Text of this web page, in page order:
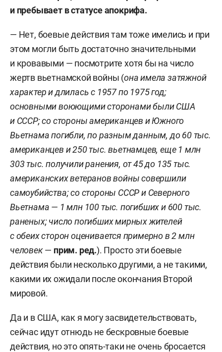
и пребывает в статусе апокрифа.
— Нет, боевые действия там тоже имелись и при
этом могли быть достаточно значительными
и кровавыми — посмотрите хотя бы на число
жертв вьетнамской войны (она имела затяжной
характер и длилась с 1957 по 1975 год;
основными воюющими сторонами были США
и СССР; со стороны американцев и Южного
Вьетнама погибли, по разным данным, до 60 тыс.
американцев и 250 тыс. вьетнамцев, еще 1 млн
303 тыс. получили ранения, от 45 до 135 тыс.
американских ветеранов войны совершили
самоубийства; со стороны СССР и Северного
Вьетнама — 1 млн 100 тыс. погибших и 600 тыс.
раненых; число погибших мирных жителей
с обеих сторон оценивается примерно в 2 млн
человек— прим. ред.). Просто эти боевые
действия были несколько другими, а не такими,
какими их ожидали после окончания Второй
мировой.
Да и в США, как я могу засвидетельствовать,
сейчас идут отнюдь не бескровные боевые
действия, но это опять-таки не очень бросается